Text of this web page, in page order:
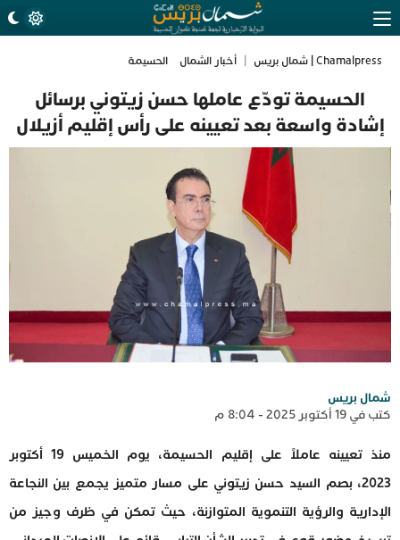
Chamalpress | شمال بريس أخبار الشمال الحسيمة
الحسيمة تودّع عاملها حسن زيتوني برسائل
إشادة واسعة بعد تعيينه على رأس إقليم أزيلال
شمال بريس
كتب في 19 أكتوبر 2025 - 8:04 م
منذ تعيينه عاملاً على إقليم الحسيمة، يوم الخميس 19 أكتوبر
2023، بصم السيد حسن زيتوني على مسار متميز يجمع بين النجاعة
الإدارية والرؤية التنموية المتوازنة، حيث تمكن في ظرف وجيز من